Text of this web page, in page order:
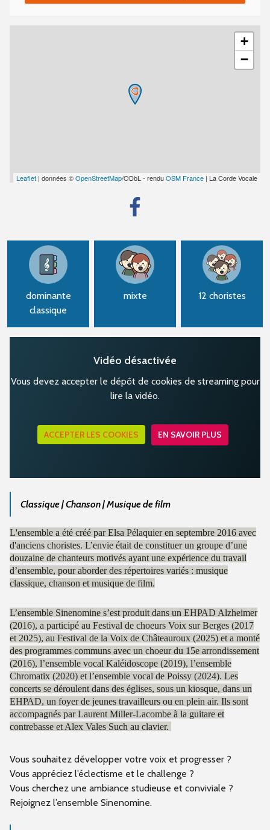
+
−
Leaflet | données ©OpenStreetMap/ODbL - renduOSM France | La Corde Vocale
dominante
classique
mixte 12 choristes
Vidéo désactivée
Vous devez accepter le dépôt de cookies de streaming pour
lire la vidéo.
ACCEPTER LES COOKIES EN SAVOIR PLUS
Classique | Chanson | Musique de film
L'ensemble a été créé par Elsa Pélaquier en septembre 2016 avec
d'anciens choristes. L’envie était de constituer un groupe d’une
douzaine de chanteurs motivés ayant une expérience du travail
d’ensemble, pour aborder des répertoires variés : musique
classique, chanson et musique de film.
L’ensemble Sinenomine s’est produit dans un EHPAD Alzheimer
(2016), a participé au Festival de choeurs Voix sur Berges (2017
et 2025), au Festival de la Voix de Châteauroux (2025) et a monté
des programmes communs avec un choeur du 15e arrondissement
(2016), l’ensemble vocal Kaléidoscope (2019), l’ensemble
Chromatix (2020) et l’ensemble vocal de Poissy (2024). Les
concerts se déroulent dans des églises, sous un kiosque, dans un
EHPAD, un foyer de jeunes travailleurs ou en plein air. Ils sont
accompagnés par Laurent Miller-Lacombe à la guitare et
contrebasse et Alex Vales Such au clavier.
Vous souhaitez développer votre voix et progresser ?
Vous appréciez l’éclectisme et le challenge ?
Vous cherchez une ambiance studieuse et conviviale ?
Rejoignez l’ensemble Sinenomine.